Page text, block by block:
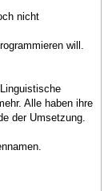
nicht
will.
Alle haben ihre
der Umsetzung.